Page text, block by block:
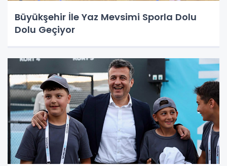
Büyükşehir İle Yaz Mevsimi Sporla Dolu
Dolu Geçiyor